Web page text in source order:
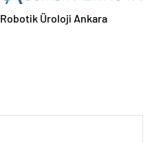
Robotik Üroloji Ankara